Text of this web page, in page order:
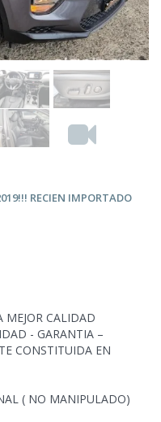
RECIEN IMPORTADO
MEJOR CALIDAD
- GARANTIA –
CONSTITUIDA EN
( NO MANIPULADO)